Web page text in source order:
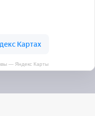
— Яндекс Карты